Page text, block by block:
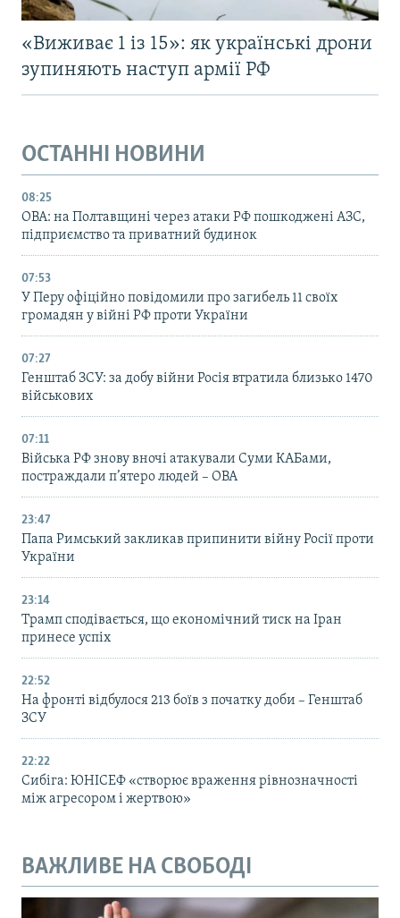
«Виживає 1 із 15»: як українські дрони
зупиняють наступ армії РФ
ОСТАННІ НОВИНИ
08:25
ОВА: на Полтавщині через атаки РФ пошкоджені АЗС,
підприємство та приватний будинок
07:53
У Перу офіційно повідомили про загибель 11 своїх
громадян у війні РФ проти України
07:27
Генштаб ЗСУ: за добу війни Росія втратила близько 1470
військових
07:11
Війська РФ знову вночі атакували Суми КАБами,
постраждали п’ятеро людей – ОВА
23:47
Папа Римський закликав припинити війну Росії проти
України
23:14
Трамп сподівається, що економічний тиск на Іран
принесе успіх
22:52
На фронті відбулося 213 боїв з початку доби – Генштаб
ЗСУ
22:22
Сибіга: ЮНІСЕФ «створює враження рівнозначності
між агресором і жертвою»
ВАЖЛИВЕ НА СВОБОДІ